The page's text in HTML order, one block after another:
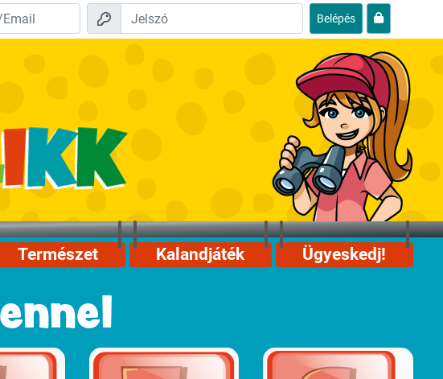
Belépés
Természet Kalandjáték Ügyeskedj!